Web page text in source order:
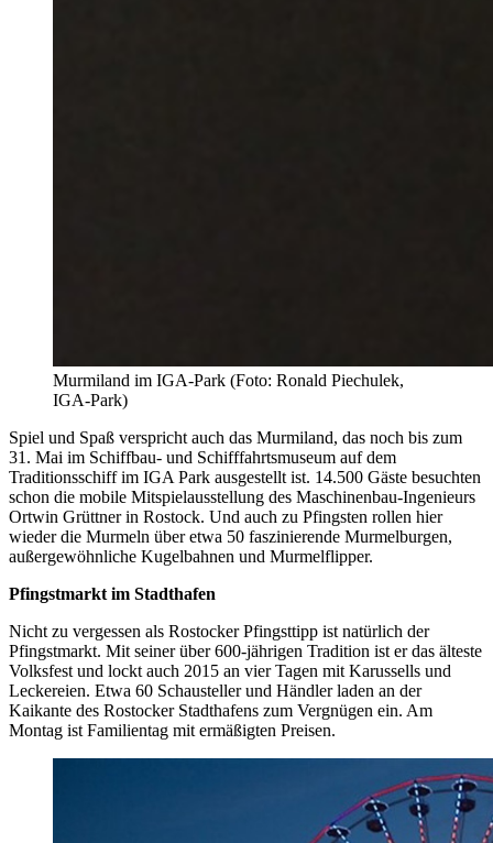
Murmiland im IGA-Park (Foto: Ronald Piechulek,
IGA-Park)
Spiel und Spaß verspricht auch das Murmiland, das noch bis zum
31. Mai im Schiffbau- und Schifffahrtsmuseum auf dem
Traditionsschiff im IGA Park ausgestellt ist. 14.500 Gäste besuchten
schon die mobile Mitspielausstellung des Maschinenbau-Ingenieurs
Ortwin Grüttner in Rostock. Und auch zu Pfingsten rollen hier
wieder die Murmeln über etwa 50 faszinierende Murmelburgen,
außergewöhnliche Kugelbahnen und Murmelflipper.
Pfingstmarkt im Stadthafen
Nicht zu vergessen als Rostocker Pfingsttipp ist natürlich der
Pfingstmarkt. Mit seiner über 600-jährigen Tradition ist er das älteste
Volksfest und lockt auch 2015 an vier Tagen mit Karussells und
Leckereien. Etwa 60 Schausteller und Händler laden an der
Kaikante des Rostocker Stadthafens zum Vergnügen ein. Am
Montag ist Familientag mit ermäßigten Preisen.